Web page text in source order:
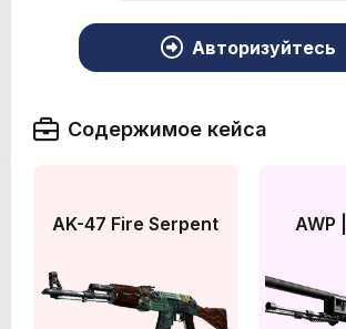
Авторизуйтесь
Содержимое кейса
AK-47 Fire Serpent AWP